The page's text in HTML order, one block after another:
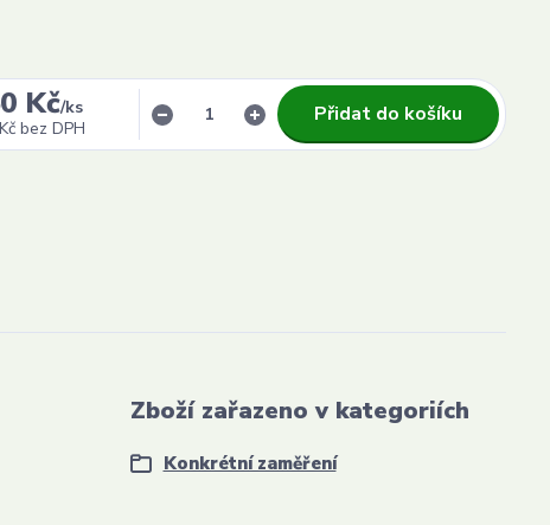
Kč/ks
bez DPH
Přidat do košíku
Zboží zařazeno v kategoriích
Konkrétní zaměření